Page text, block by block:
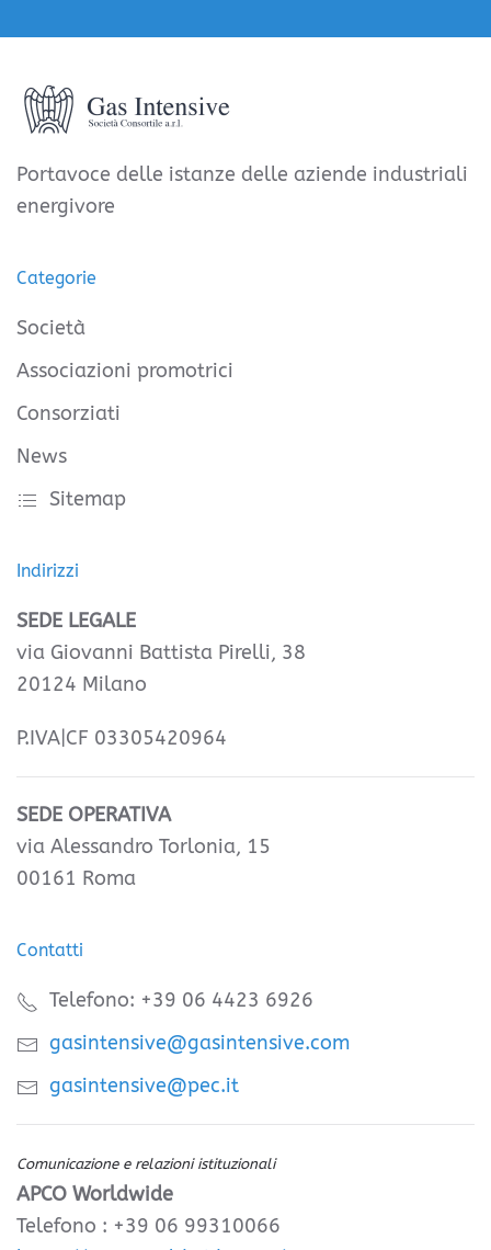
Portavoce delle istanze delle aziende industriali
energivore
Categorie
Società
Associazioni promotrici
Consorziati
News
Sitemap
Indirizzi
SEDE LEGALE
via Giovanni Battista Pirelli, 38
20124 Milano
P.IVA|CF 03305420964
SEDE OPERATIVA
via Alessandro Torlonia, 15
00161 Roma
Contatti
Telefono: +39 06 4423 6926
gasintensive@gasintensive.com
gasintensive@pec.it
Comunicazione e relazioni istituzionali
APCO Worldwide
Telefono : +39 06 99310066